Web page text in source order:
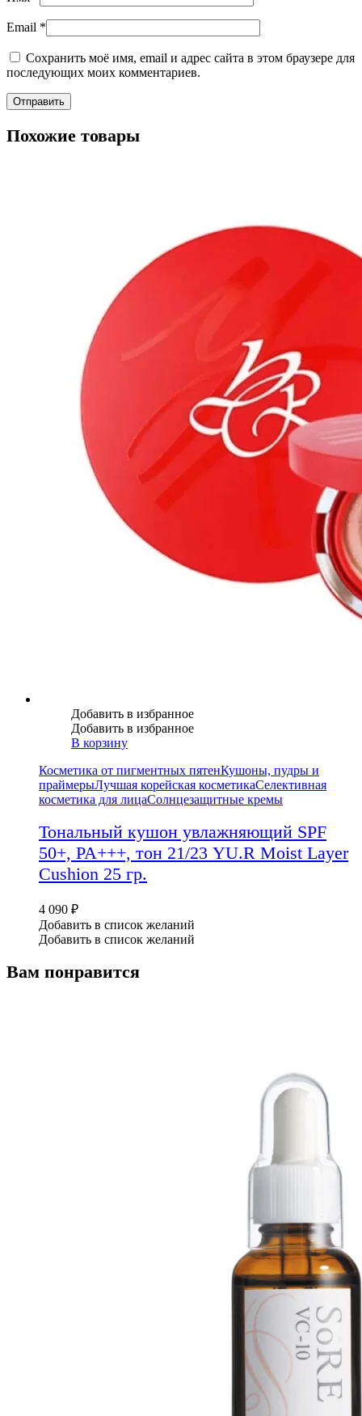
Email *
Сохранить моё имя, email и адрес сайта в этом браузере для
последующих моих комментариев.
Похожие товары
Добавить в избранное
Добавить в избранное
В корзину
Косметика от пигментных пятенКушоны, пудры и
праймерыЛучшая корейская косметикаСелективная
косметика для лицаСолнцезащитные кремы
Тональный кушон увлажняющий SPF
50+, PA+++, тон 21/23 YU.R Moist Layer
Cushion 25 гр.
4 090 ₽
Добавить в список желаний
Добавить в список желаний
Вам понравится